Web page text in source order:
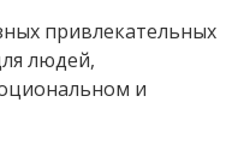
привлекательных
людей,
и